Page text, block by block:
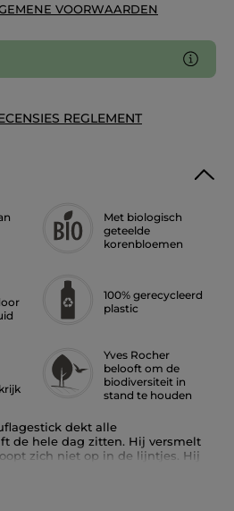
VOORWAARDEN
REGLEMENT
Met biologisch
geteelde
korenbloemen
100% gerecycleerd
plastic
Yves Rocher
belooft om de
biodiversiteit in
stand te houden
dekt alle
de hele dag zitten. Hij versmelt
zich niet op in de lijntjes. Hij